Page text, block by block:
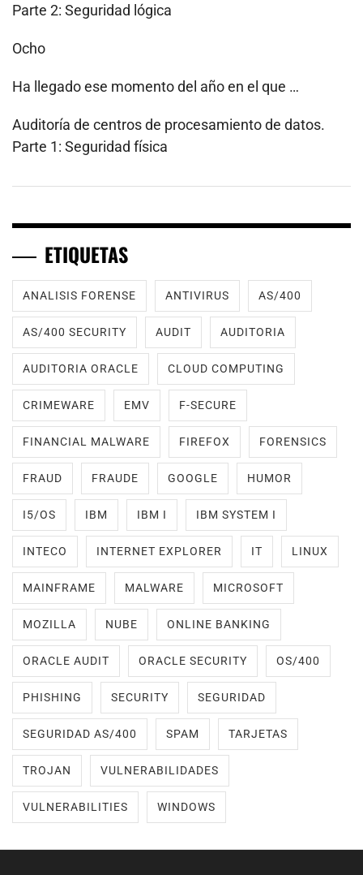
Parte 2: Seguridad lógica
Ocho
Ha llegado ese momento del año en el que …
Auditoría de centros de procesamiento de datos.
Parte 1: Seguridad física
ETIQUETAS
ANALISIS FORENSE ANTIVIRUS AS/400
AS/400 SECURITY AUDIT AUDITORIA
AUDITORIA ORACLE CLOUD COMPUTING
CRIMEWARE EMV F-SECURE
FINANCIAL MALWARE FIREFOX FORENSICS
FRAUD FRAUDE GOOGLE HUMOR
I5/OS IBM IBM I IBM SYSTEM I
INTECO INTERNET EXPLORER IT LINUX
MAINFRAME MALWARE MICROSOFT
MOZILLA NUBE ONLINE BANKING
ORACLE AUDIT ORACLE SECURITY OS/400
PHISHING SECURITY SEGURIDAD
SEGURIDAD AS/400 SPAM TARJETAS
TROJAN VULNERABILIDADES
VULNERABILITIES WINDOWS